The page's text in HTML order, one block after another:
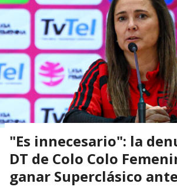
"Es innecesario": la
DT de Colo Colo
ganar Superclásico